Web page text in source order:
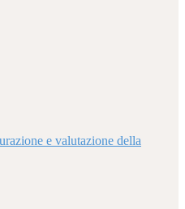
e valutazione della